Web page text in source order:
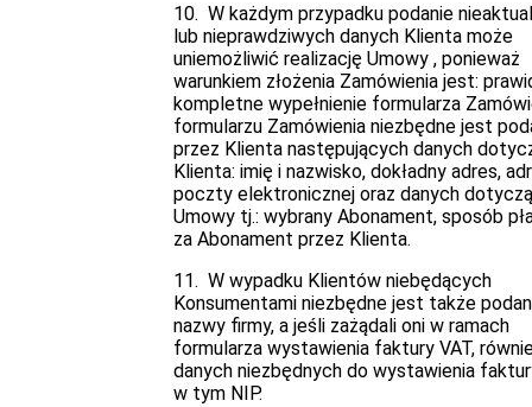
10. W każdym przypadku podanie
lub nieprawdziwych danych Klienta może
uniemożliwić realizację Umowy , ponieważ
warunkiem złożenia Zamówienia jest:
kompletne wypełnienie formularza
formularzu Zamówienia niezbędne jest
przez Klienta następujących danych
Klienta: imię i nazwisko, dokładny adres,
poczty elektronicznej oraz danych
Umowy tj.: wybrany Abonament, sposób
za Abonament przez Klienta.
11. W wypadku Klientów niebędących
Konsumentami niezbędne jest także
nazwy firmy, a jeśli zażądali oni w ramach
formularza wystawienia faktury VAT,
danych niezbędnych do wystawienia
w tym NIP.